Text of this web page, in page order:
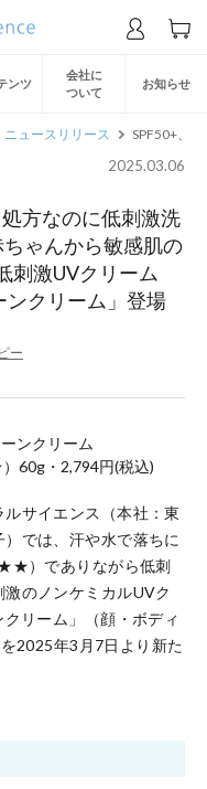
ンツ
会社に
ついて
お知らせ
ニュースリリース SPF50+、
2025.03.06
方なのに低刺激洗
ゃんから敏感肌の
刺激UVクリーム
クリーム」登場
ー
ンクリーム
60g・2,794円(税込)
サイエンス（本社：東
では、汗や水で落ちに
）でありながら低刺
のノンケミカルUVク
リーム」（顔・ボディ
2025年3月7日より新た